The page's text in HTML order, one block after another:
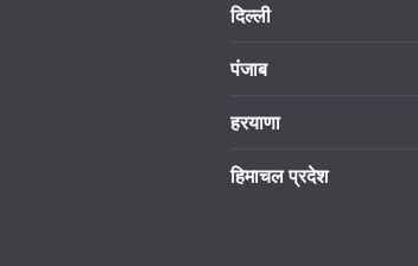
दिल्ली
पंजाब
हरयाणा
हिमाचल प्रदेश